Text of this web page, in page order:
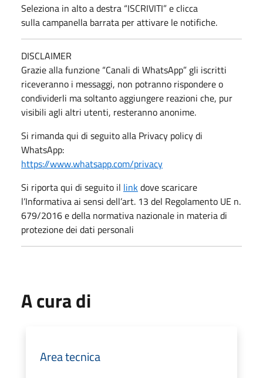
Seleziona in alto a destra “ISCRIVITI” e clicca
sulla campanella barrata per attivare le notifiche.
DISCLAIMER
Grazie alla funzione “Canali di WhatsApp” gli iscritti
riceveranno i messaggi, non potranno rispondere o
condividerli ma soltanto aggiungere reazioni che, pur
visibili agli altri utenti, resteranno anonime.
Si rimanda qui di seguito alla Privacy policy di
WhatsApp:
https://www.whatsapp.com/privacy
Si riporta qui di seguito il linkdove scaricare
l’Informativa ai sensi dell’art. 13 del Regolamento UE n.
679/2016 e della normativa nazionale in materia di
protezione dei dati personali
A cura di
Area tecnica